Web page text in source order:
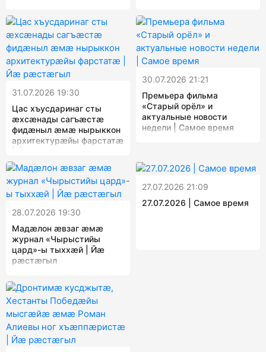
31.07.2026 19:30
Цас хъусдаринаг сты
æхсæнады сагъæстæ
фидæныл æмæ нырыккон
архитектурæйы фарстатæ
| Йæ рæстæгыл
30.07.2026 21:21
Премьера фильма
«Старый орёл» и
актуальные новости
недели | Самое время
28.07.2026 19:30
Мадæлон æвзаг æмæ
журнал «Чырыстийы
цард»-ы тыххæй | Йæ
рæстæгыл
27.07.2026 21:09
27.07.2026 | Самое время